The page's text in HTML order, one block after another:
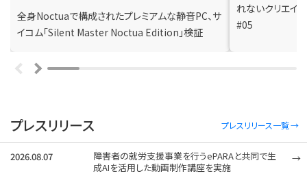
全身Noctuaで構成されたプレミアムな静音PC、サ
イコム「Silent Master Noctua Edition」検証
れないクリエイ
#05
プレスリリース プレスリリース一覧